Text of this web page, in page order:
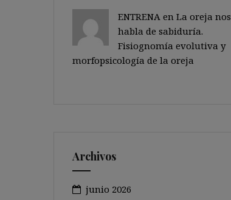
ENTRENA en La oreja nos
habla de sabiduría.
Fisiognomía evolutiva y
morfopsicología de la oreja
Archivos
junio 2026